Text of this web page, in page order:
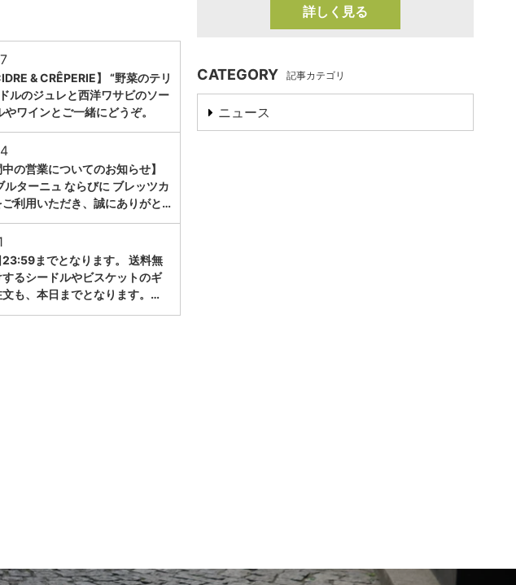
& CRÊPERIE】 “野菜のテリ
ルのジュレと西洋ワサビのソー
やワインとご一緒にどうぞ。
中の営業についてのお知らせ】
ルターニュ ならびに ブレッツカ
ご利用いただき、誠にありがと…
23:59までとなります。 送料無
るシードルやビスケットのギ
文も、本日までとなります。…
詳しく見る
CATEGORY 記事カテゴリ
ニュース